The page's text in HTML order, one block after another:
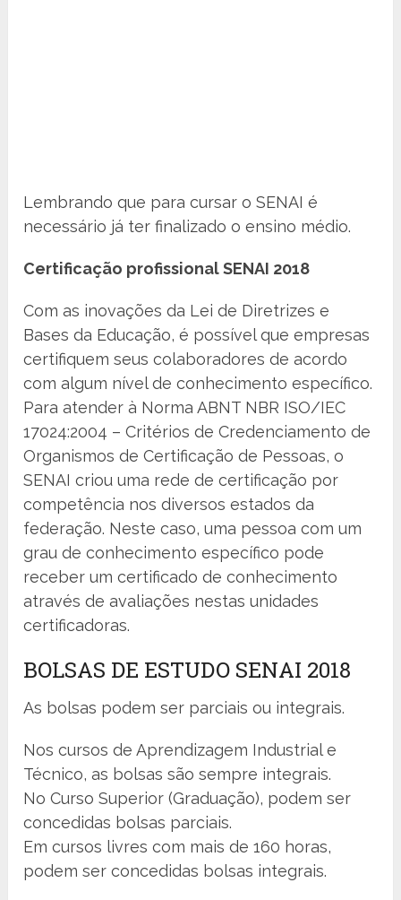
Lembrando que para cursar o SENAI é
necessário já ter finalizado o ensino médio.
Certificação profissional SENAI 2018
Com as inovações da Lei de Diretrizes e
Bases da Educação, é possível que empresas
certifiquem seus colaboradores de acordo
com algum nível de conhecimento específico.
Para atender à Norma ABNT NBR ISO/IEC
17024:2004 – Critérios de Credenciamento de
Organismos de Certificação de Pessoas, o
SENAI criou uma rede de certificação por
competência nos diversos estados da
federação. Neste caso, uma pessoa com um
grau de conhecimento específico pode
receber um certificado de conhecimento
através de avaliações nestas unidades
certificadoras.
BOLSAS DE ESTUDO SENAI 2018
As bolsas podem ser parciais ou integrais.
Nos cursos de Aprendizagem Industrial e
Técnico, as bolsas são sempre integrais.
No Curso Superior (Graduação), podem ser
concedidas bolsas parciais.
Em cursos livres com mais de 160 horas,
podem ser concedidas bolsas integrais.